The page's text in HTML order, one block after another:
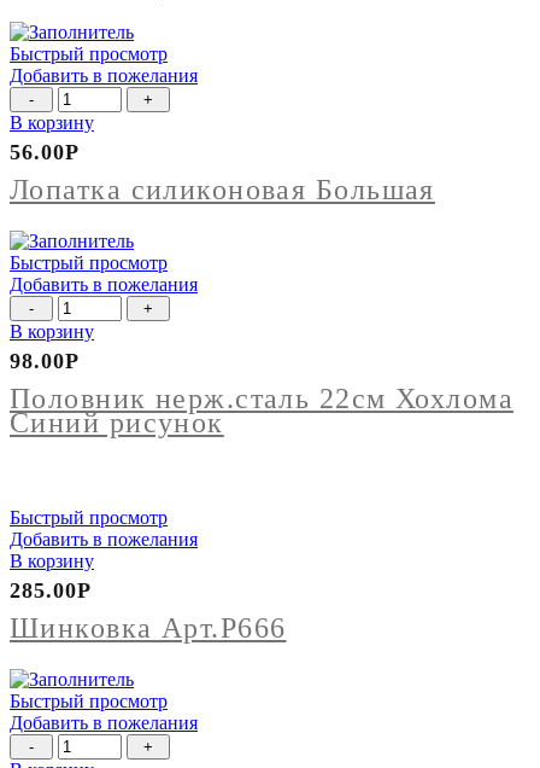
Быстрый просмотр
Добавить в пожелания
Количество
товара
Лопатка
силиконовая
Большая
В корзину
Лопатка силиконовая Большая
56.00Р
Быстрый просмотр
Добавить в пожелания
Количество
товара
Половник
нерж.сталь
22см
Хохлома
Синий
В корзину
Половник нерж.сталь 22см Хохлома
Синий рисунок
98.00Р
Быстрый просмотр
Добавить в пожелания
В корзину
Шинковка Арт.Р666
285.00Р
Быстрый просмотр
Добавить в пожелания
Количество